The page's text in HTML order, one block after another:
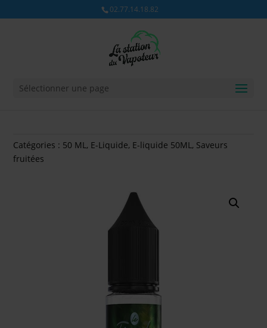
02.77.14.18.82
Sélectionner une page
Catégories : 50 ML, E-Liquide, E-liquide 50ML, Saveurs
fruitées